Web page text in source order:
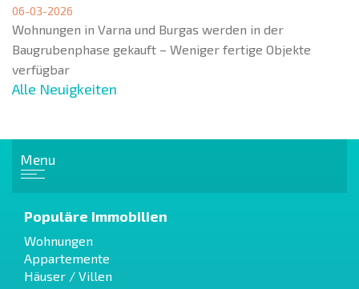
06-03-2026
Wohnungen in Varna und Burgas werden in der
Baugrubenphase gekauft – Weniger fertige Objekte
verfügbar
Alle Neuigkeiten
Menu
Populäre Immobilien
Wohnungen
Appartemente
Häuser / Villen